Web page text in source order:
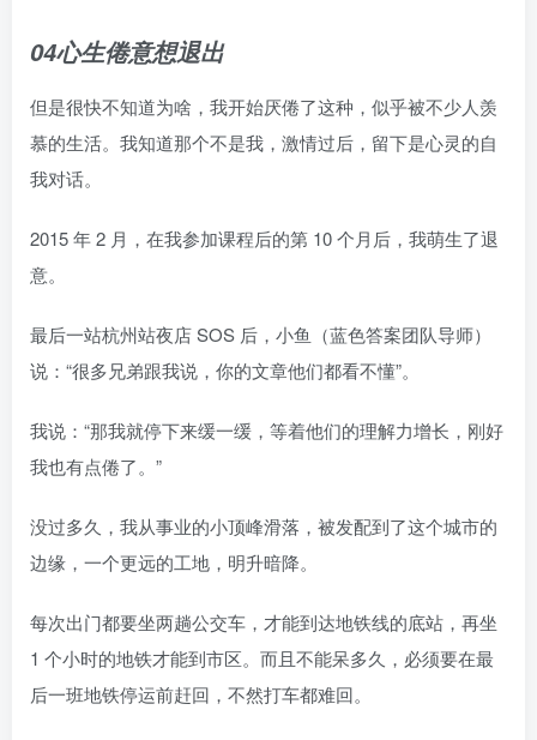
04心生倦意想退出
但是很快不知道为啥，我开始厌倦了这种，似乎被不少人羡
慕的生活。我知道那个不是我，激情过后，留下是心灵的自
我对话。
2015 年 2 月，在我参加课程后的第 10 个月后，我萌生了退
意。
最后一站杭州站夜店 SOS 后，小鱼（蓝色答案团队导师）
说：“很多兄弟跟我说，你的文章他们都看不懂”。
我说：“那我就停下来缓一缓，等着他们的理解力增长，刚好
我也有点倦了。”
没过多久，我从事业的小顶峰滑落，被发配到了这个城市的
边缘，一个更远的工地，明升暗降。
每次出门都要坐两趟公交车，才能到达地铁线的底站，再坐
1 个小时的地铁才能到市区。而且不能呆多久，必须要在最
后一班地铁停运前赶回，不然打车都难回。